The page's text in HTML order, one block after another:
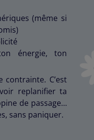
(même si
énergie, ton
contrainte. C’est
replanifier ta
de passage…
sans paniquer.